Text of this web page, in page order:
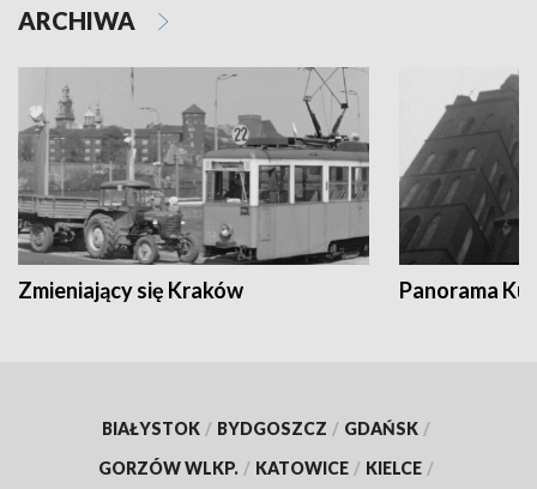
ARCHIWA
Zmieniający się Kraków Panorama
BIAŁYSTOK / BYDGOSZCZ / GDAŃSK /
GORZÓW WLKP. / KATOWICE / KIELCE /